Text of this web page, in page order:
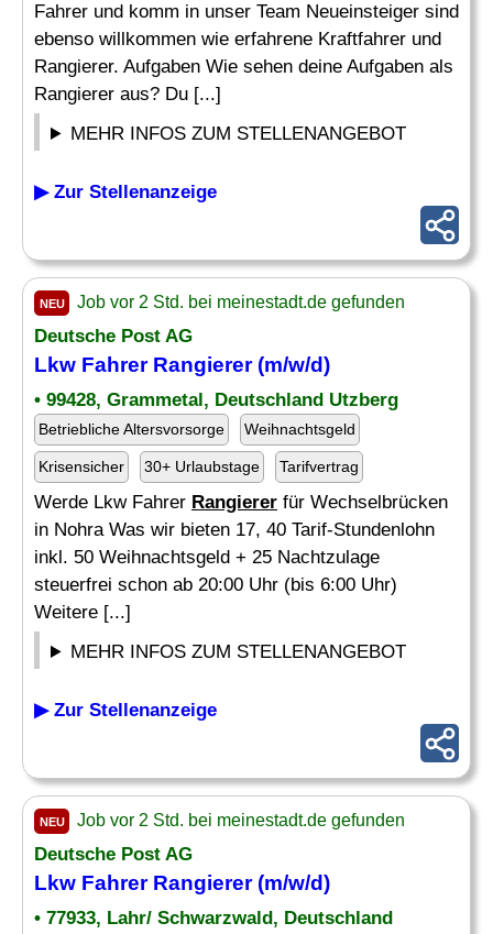
Fahrer und komm in unser Team Neueinsteiger sind
ebenso willkommen wie erfahrene Kraftfahrer und
Rangierer. Aufgaben Wie sehen deine Aufgaben als
Rangierer aus? Du [...]
MEHR INFOS ZUM STELLENANGEBOT
▶ Zur Stellenanzeige
NEU Job vor 2 Std. bei meinestadt.de gefunden
Deutsche Post AG
Lkw Fahrer Rangierer(m/w/d)
• 99428, Grammetal, Deutschland Utzberg
Betriebliche Altersvorsorge Weihnachtsgeld
Krisensicher 30+ Urlaubstage Tarifvertrag
Werde Lkw Fahrer Rangierer für Wechselbrücken
in Nohra Was wir bieten 17, 40 Tarif-Stundenlohn
inkl. 50 Weihnachtsgeld + 25 Nachtzulage
steuerfrei schon ab 20:00 Uhr (bis 6:00 Uhr)
Weitere [...]
MEHR INFOS ZUM STELLENANGEBOT
▶ Zur Stellenanzeige
NEU Job vor 2 Std. bei meinestadt.de gefunden
Deutsche Post AG
Lkw Fahrer Rangierer(m/w/d)
• 77933, Lahr/ Schwarzwald, Deutschland